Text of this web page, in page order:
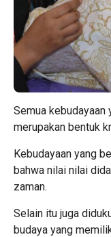
Semua kebudayaan
merupakan bentuk
Kebudayaan yang
bahwa nilai nilai
zaman.
Selain itu juga
budaya yang